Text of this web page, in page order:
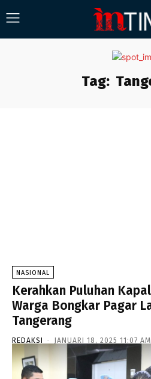
Tag:
NASIONAL
Kerahkan Puluhan
Warga Bongkar Pagar
Tangerang
REDAKSI - JANUARI 18, 2025 11:07 AM